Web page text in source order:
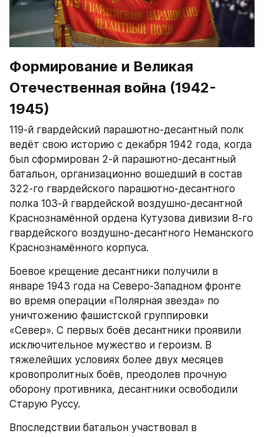
Формирование и Великая
Отечественная война (1942-
1945)
119-й гвардейский парашютно-десантный полк
ведёт свою историю с декабря 1942 года, когда
был сформирован 2-й парашютно-десантный
батальон, организационно вошедший в состав
322-го гвардейского парашютно-десантного
полка 103-й гвардейской воздушно-десантной
Краснознамённой ордена Кутузова дивизии 8-го
гвардейского воздушно-десантного Неманского
Краснознамённого корпуса.​
Боевое крещение десантники получили в
январе 1943 года на Северо-Западном фронте
во время операции «Полярная звезда» по
уничтожению фашистской группировки
«Север». С первых боёв десантники проявили
исключительное мужество и героизм. В
тяжелейших условиях более двух месяцев
кровопролитных боёв, преодолев прочную
оборону противника, десантники освободили
Старую Руссу.​
Впоследствии батальон участвовал в